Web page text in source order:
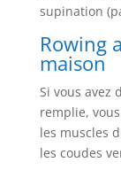
supination
Rowing
maison
Si vous avez
remplie,
les muscles
les coudes